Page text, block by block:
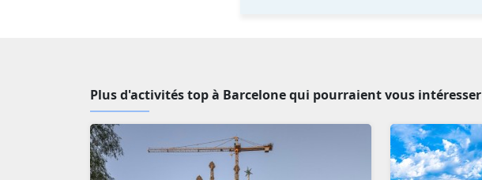
Plus d'activités top à Barcelone qui pourraient vous intéresser